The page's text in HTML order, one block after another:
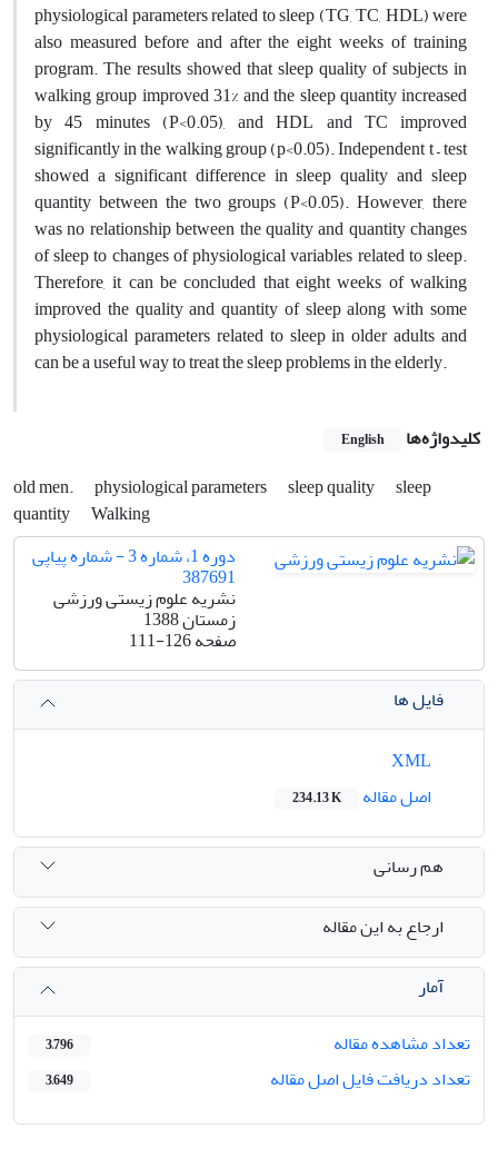
physiological parameters related to sleep (TG, TC, HDL) were
also measured before and after the eight weeks of training
program. The results showed that sleep quality of subjects in
walking group improved 31% and the sleep quantity increased
by 45 minutes (P<0.05), and HDL and TC improved
significantly in the walking group (p<0.05). Independent t – test
showed a significant difference in sleep quality and sleep
quantity between the two groups (P<0.05). However, there
was no relationship between the quality and quantity changes
of sleep to changes of physiological variables related to sleep.
Therefore, it can be concluded that eight weeks of walking
improved the quality and quantity of sleep along with some
physiological parameters related to sleep in older adults and
can be a useful way to treat the sleep problems in the elderly.
کلیدواژه‌ها English
old men. physiological parameters sleep quality
sleep
quantity
Walking
دوره 1، شماره 3 - شماره پیاپی
387691
نشریه علوم زیستی ورزشی
زمستان 1388
صفحه111-126
فایل ها
اصل مقاله
234.13 K
هم رسانی
ارجاع به این مقاله
آمار
تعداد مشاهده مقاله
3,796
تعداد دریافت فایل اصل مقاله 3,649